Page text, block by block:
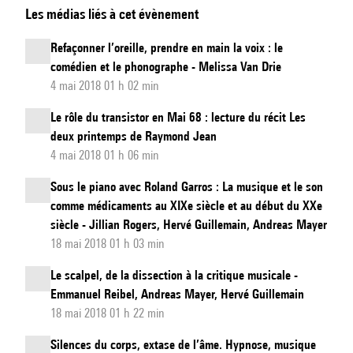
une
histoire
croisée
pratiques
d'enregistrements
Beatles
Road
Les médias liés à cet évènement
Refaçonner l’oreille, prendre en main la voix : le
comédien et le phonographe - Melissa Van Drie
4 mai 2018 01 h 02 min
Le rôle du transistor en Mai 68 : lecture du récit Les
deux printemps de Raymond Jean
4 mai 2018 01 h 06 min
Sous le piano avec Roland Garros : La musique et le son
comme médicaments au XIXe siècle et au début du XXe
siècle - Jillian Rogers, Hervé Guillemain, Andreas Mayer
18 mai 2018 01 h 03 min
Le scalpel, de la dissection à la critique musicale -
Emmanuel Reibel, Andreas Mayer, Hervé Guillemain
18 mai 2018 01 h 22 min
Silences du corps, extase de l’âme. Hypnose, musique